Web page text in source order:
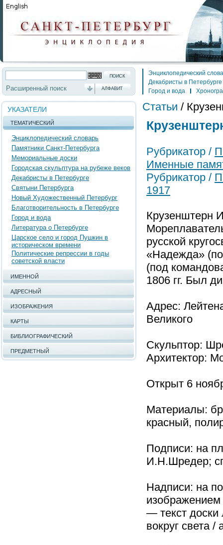
Расширенный поиск АЛФАВИТ
УКАЗАТЕЛИ
ТЕМАТИЧЕСКИЙ
Энциклопедический словарь
Памятники Санкт-Петербурга
Мемориальные доски
Городская скульптура на рубеже веков
Декабристы в Петербурге
Святыни Петербурга
Новый Художественный Петербург
Благотворительность в Петербурге
Город и вода
Литература о Петербурге
Царское село и город Пушкин в
историческом времени
Политические репрессии в годы
советской власти
ИМЕННОЙ
АДРЕСНЫЙ
ИЗОБРАЖЕНИЯ
КАРТЫ
БИБЛИОГРАФИЧЕСКИЙ
ПРЕДМЕТНЫЙ
Энциклопедический
Декабристы в Петербурге
Город и вода
Статьи /
Рубрикатор /
Именные
Рубрикатор /
1917
Крузенштерн
русской
«Надежда»
(под
1806 гг. Был
Адрес:
Великого
Скульптор:
Архитектор:
Открыт 6
Материалы:
красный,
Подписи: на
И.Н.Шредер;
Надписи: на
— текст
вокруг света